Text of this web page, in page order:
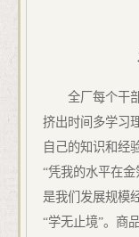
全厂每个干
挤出时间多学习
自己的知识和经
“凭我的水平在
是我们发展规模
“学无止境”。商